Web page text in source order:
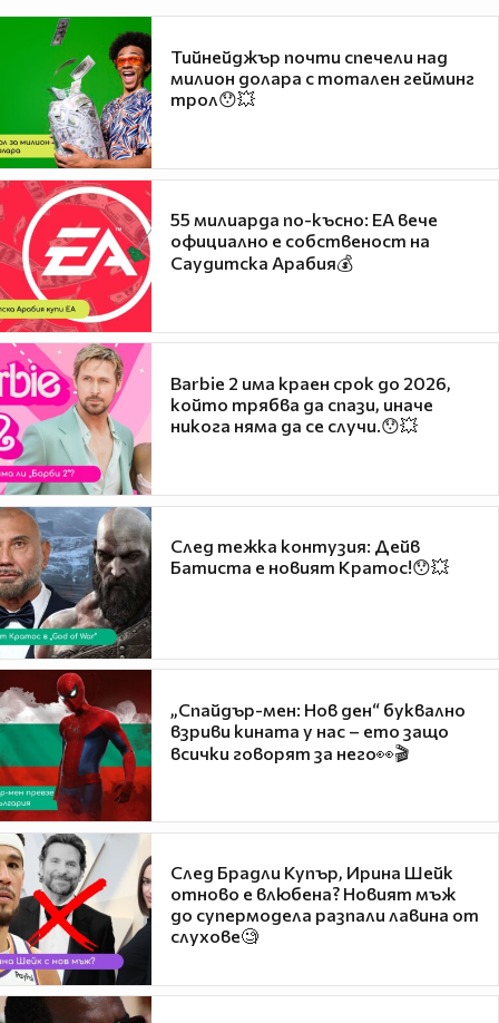
Тийнейджър почти спечели над
милион долара с тотален гейминг
трол😯💥
55 милиарда по-късно: EA вече
официално е собственост на
Саудитска Арабия💰
Barbie 2 има краен срок до 2026,
който трябва да спази, иначе
никога няма да се случи.😯💥
След тежка контузия: Дейв
Батиста е новият Кратос!😯💥
„Спайдър-мен: Нов ден“ буквално
взриви кината у нас – ето защо
всички говорят за него👀🎬
След Брадли Купър, Ирина Шейк
отново е влюбена? Новият мъж
до супермодела разпали лавина от
слухове🧐